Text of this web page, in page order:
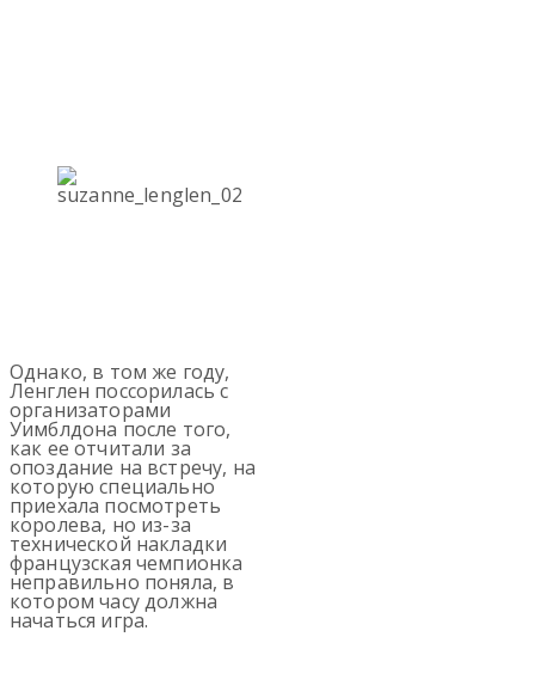
Однако, в том же году,
Ленглен поссорилась с
организаторами
Уимблдона после того,
как ее отчитали за
опоздание на встречу, на
которую специально
приехала посмотреть
королева, но из-за
технической накладки
французская чемпионка
неправильно поняла, в
котором часу должна
начаться игра.